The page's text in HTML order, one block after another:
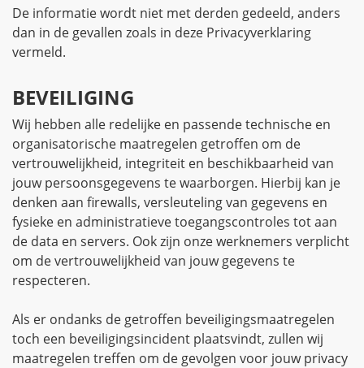
De informatie wordt niet met derden gedeeld, anders
dan in de gevallen zoals in deze Privacyverklaring
vermeld.
BEVEILIGING
Wij hebben alle redelijke en passende technische en
organisatorische maatregelen getroffen om de
vertrouwelijkheid, integriteit en beschikbaarheid van
jouw persoonsgegevens te waarborgen. Hierbij kan je
denken aan firewalls, versleuteling van gegevens en
fysieke en administratieve toegangscontroles tot aan
de data en servers. Ook zijn onze werknemers verplicht
om de vertrouwelijkheid van jouw gegevens te
respecteren.
Als er ondanks de getroffen beveiligingsmaatregelen
toch een beveiligingsincident plaatsvindt, zullen wij
maatregelen treffen om de gevolgen voor jouw privacy